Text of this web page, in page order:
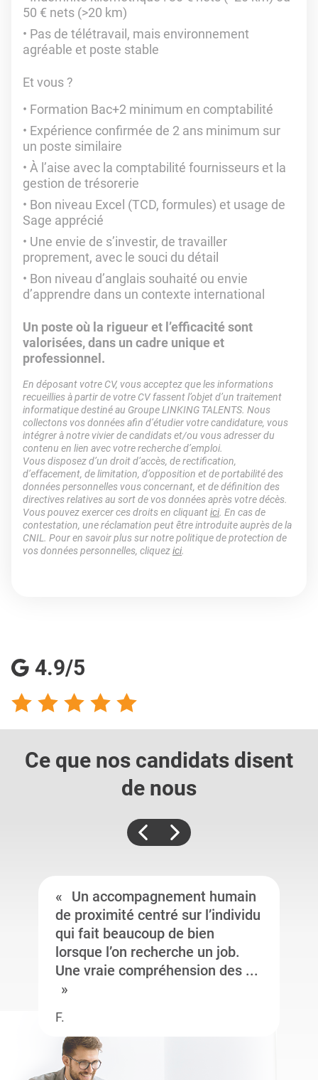
50 € nets (>20 km)
Pas de télétravail, mais environnement
agréable et poste stable
Et vous ?
Formation Bac+2 minimum en comptabilité
Expérience confirmée de 2 ans minimum sur
un poste similaire
À l’aise avec la comptabilité fournisseurs et la
gestion de trésorerie
Bon niveau Excel (TCD, formules) et usage de
Sage apprécié
Une envie de s’investir, de travailler
proprement, avec le souci du détail
Bon niveau d’anglais souhaité ou envie
d’apprendre dans un contexte international
Un poste où la rigueur et l’efficacité sont
valorisées, dans un cadre unique et
professionnel.
En déposant votre CV, vous acceptez que les informations
recueillies à partir de votre CV fassent l’objet d’un traitement
informatique destiné au Groupe LINKING TALENTS. Nous
collectons vos données afin d’étudier votre candidature, vous
intégrer à notre vivier de candidats et/ou vous adresser du
contenu en lien avec votre recherche d’emploi.
Vous disposez d’un droit d’accès, de rectification,
d’effacement, de limitation, d’opposition et de portabilité des
données personnelles vous concernant, et de définition des
directives relatives au sort de vos données après votre décès.
Vous pouvez exercer ces droits en cliquantici. En cas de
contestation, une réclamation peut être introduite auprès de la
CNIL. Pour en savoir plus sur notre politique de protection de
vos données personnelles, cliquezici.
4.9/5
Ce que nos candidats disent
de nous
Un accompagnement humain
de proximité centré sur l’individu
qui fait beaucoup de bien
lorsque l’on recherche un job.
Une vraie compréhension des ...
F.